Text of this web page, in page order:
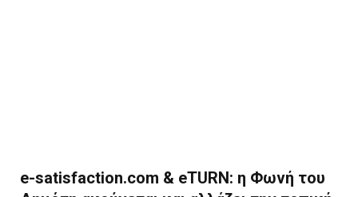
e-satisfaction.com & eΤURN: η Φωνή του